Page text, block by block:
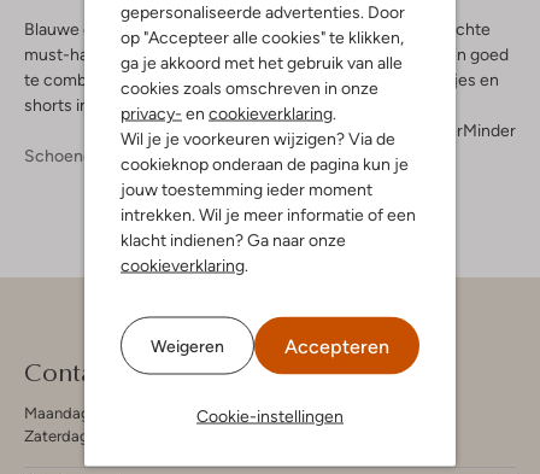
gepersonaliseerde advertenties. Door
op "Accepteer alle cookies" te klikken,
ga je akkoord met het gebruik van alle
cookies zoals omschreven in onze
privacy- en cookieverklaring.
Wil je je voorkeuren wijzigen? Via de
cookieknop onderaan de pagina kun je
jouw toestemming ieder moment
intrekken. Wil je meer informatie of een
klacht indienen? Ga naar onze
cookieverklaring.
Weigeren Accepteren
Cookie-instellingen
Blauwe espadrilles zijn op zich al heerlijk zomers en een echte
must-have voor je garderobe. Deze tijdloze klassiekers zijn goed
te combineren met je jeans maar ook met veel zomerjurkjes en
shorts in vrolijke kleuren.
MeerMinder
Schoenen
Espadrilles Espadrilles Dames
Contact
Maandag - Vrijdag 09:00 - 19:00 uur
Zaterdag 09:00 - 17:00 uur